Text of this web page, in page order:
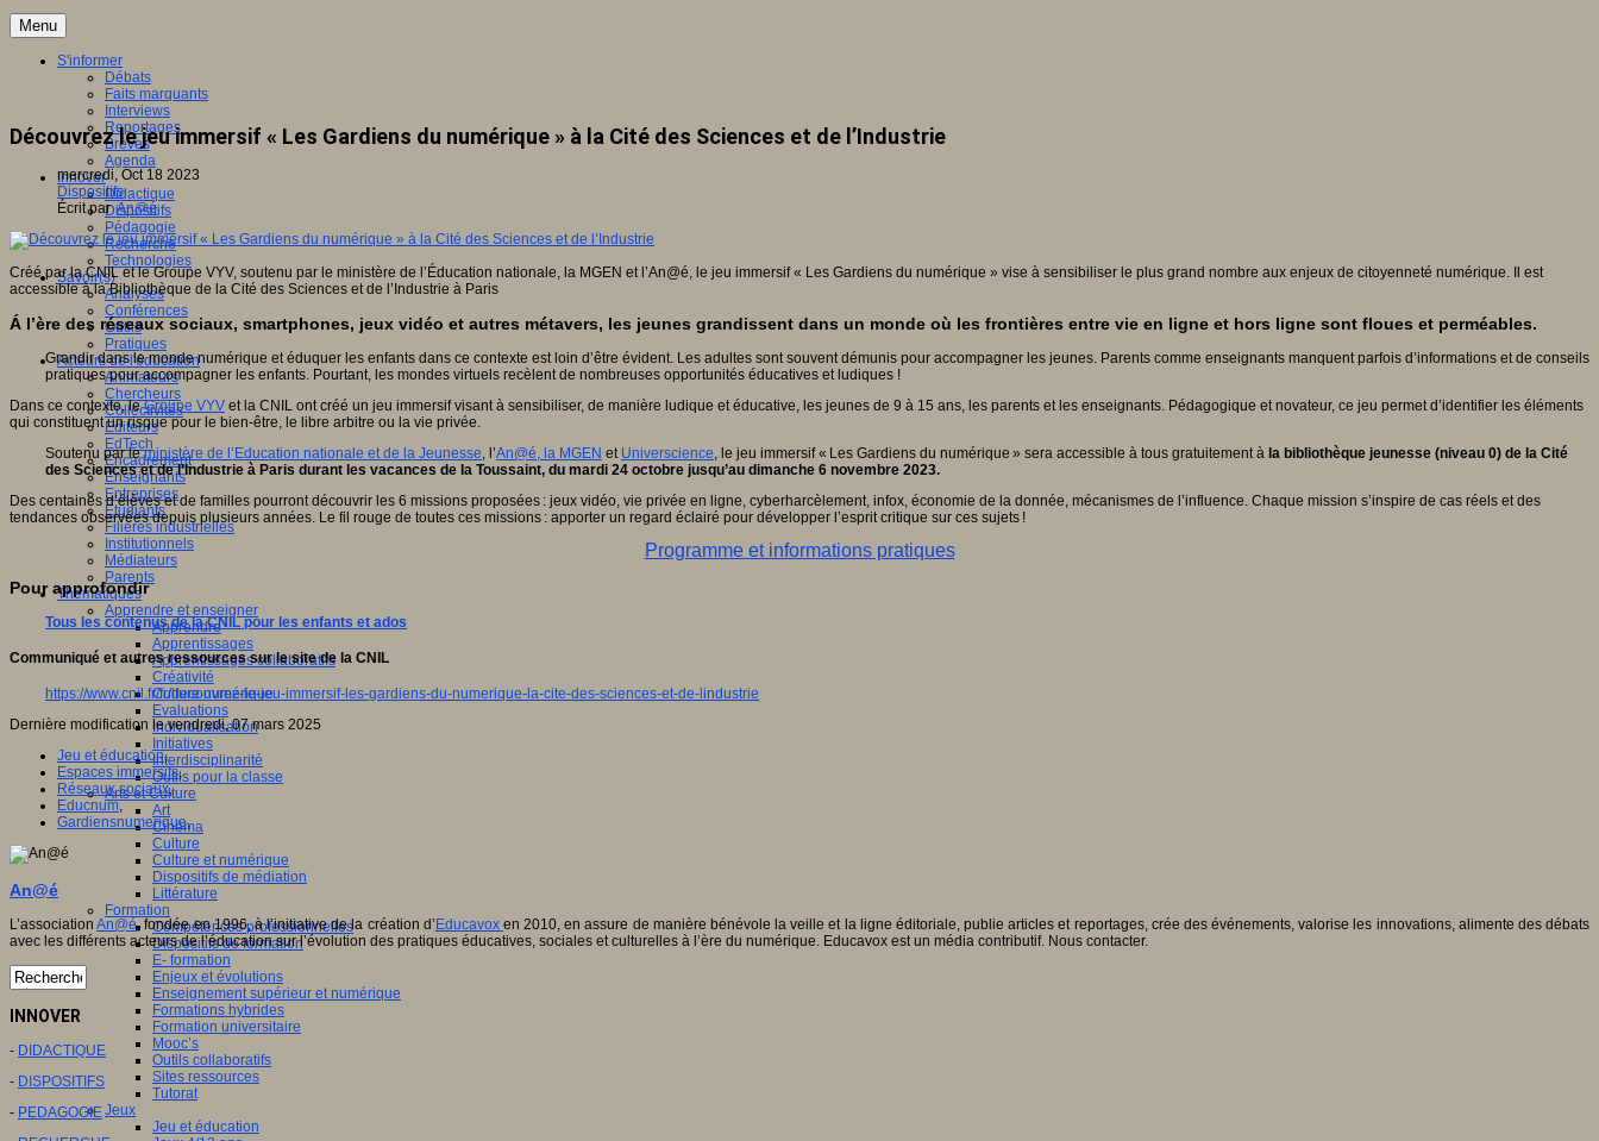
Menu
S'informer
Débats
Faits marquants
Interviews
Reportages
Brèves
Agenda
Innover
Didactique
Dispositifs
Pédagogie
Recherche
Technologies
Savoir(s)
Analyses
Conférences
Outils
Pratiques
Acteurs de l'éducation
Animateurs
Chercheurs
Collectivités
Editeurs
EdTech
Encadrement
Enseignants
Entreprises
Etudiants
Filières industrielles
Institutionnels
Médiateurs
Parents
Thématiques
Apprendre et enseigner
Apprendre
Apprentissages
Apprentissages collaboratifs
Créativité
Culture numérique
Evaluations
Individualisation
Initiatives
Interdisciplinarité
Outils pour la classe
Arts et Culture
Art
Cinéma
Culture
Culture et numérique
Dispositifs de médiation
Littérature
Formation
Compétences professionnelles
Dispositifs de formation
E- formation
Enjeux et évolutions
Enseignement supérieur et numérique
Formations hybrides
Formation universitaire
Mooc’s
Outils collaboratifs
Sites ressources
Tutorat
Jeux
Jeu et éducation
Découvrez le jeu immersif « Les Gardiens du numérique » à la Cité des Sciences et de l’Industrie
mercredi, Oct 18 2023
Dispositifs
Écrit parAn@é
Créé par la CNIL et le Groupe VYV, soutenu par le ministère de l’Éducation nationale, la MGEN et l’An@é, le jeu immersif « Les Gardiens du numérique » vise à sensibiliser le plus grand nombre aux enjeux de citoyenneté numérique. Il est
accessible à la Bibliothèque de la Cité des Sciences et de l’Industrie à Paris
Á l’ère des réseaux sociaux, smartphones, jeux vidéo et autres métavers, les jeunes grandissent dans un monde où les frontières entre vie en ligne et hors ligne sont floues et perméables.
Grandir dans le monde numérique et éduquer les enfants dans ce contexte est loin d’être évident. Les adultes sont souvent démunis pour accompagner les jeunes. Parents comme enseignants manquent parfois d’informations et de conseils
pratiques pour accompagner les enfants. Pourtant, les mondes virtuels recèlent de nombreuses opportunités éducatives et ludiques !
Dans ce contexte, leGroupe VYV et la CNIL ont créé un jeu immersif visant à sensibiliser, de manière ludique et éducative, les jeunes de 9 à 15 ans, les parents et les enseignants. Pédagogique et novateur, ce jeu permet d’identifier les éléments
qui constituent un risque pour le bien-être, le libre arbitre ou la vie privée.
Soutenu par leministère de l’Education nationale et de la Jeunesse, l’An@é, la MGEN et Universcience, le jeu immersif « Les Gardiens du numérique » sera accessible à tous gratuitement à la bibliothèque jeunesse (niveau 0) de la Cité
des Sciences et de l’Industrie à Paris durant les vacances de la Toussaint, du mardi 24 octobre jusqu’au dimanche 6 novembre 2023.
Des centaines d’élèves et de familles pourront découvrir les 6 missions proposées : jeux vidéo, vie privée en ligne, cyberharcèlement, infox, économie de la donnée, mécanismes de l’influence. Chaque mission s’inspire de cas réels et des
tendances observées depuis plusieurs années. Le fil rouge de toutes ces missions : apporter un regard éclairé pour développer l’esprit critique sur ces sujets !
Programme et informations pratiques
Pour approfondir
Tous les contenus de la CNIL pour les enfants et ados
Communiqué et autres ressources sur le site de la CNIL
https://www.cnil.fr/fr/decouvrez-le-jeu-immersif-les-gardiens-du-numerique-la-cite-des-sciences-et-de-lindustrie
Dernière modification le vendredi, 07 mars 2025
Jeu et éducation,
Espaces immersifs,
Réseaux sociaux,
Educnum,
Gardiensnumerique,
An@é
L’associationAn@é, fondée en 1996, à l’initiative de la création d’ Educavox en 2010, en assure de manière bénévole la veille et la ligne éditoriale, publie articles et reportages, crée des événements, valorise les innovations, alimente des débats
avec les différents acteurs de l’éducation sur l’évolution des pratiques éducatives, sociales et culturelles à l’ère du numérique. Educavox est un média contributif. Nous contacter.
INNOVER
- DIDACTIQUE
- DISPOSITIFS
- PEDAGOGIE